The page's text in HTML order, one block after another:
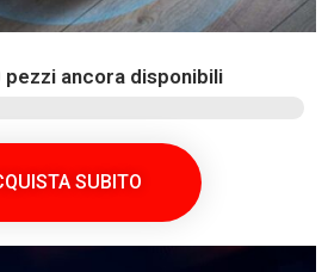
pezzi ancora disponibili
SUBITO